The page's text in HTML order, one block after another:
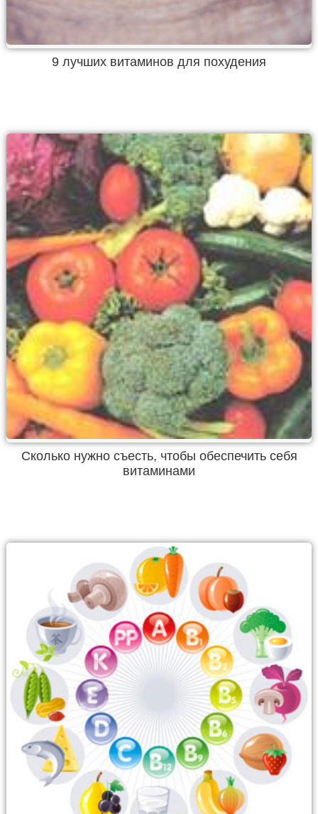
9 лучших витаминов для похудения
Сколько нужно съесть, чтобы обеспечить себя
витаминами